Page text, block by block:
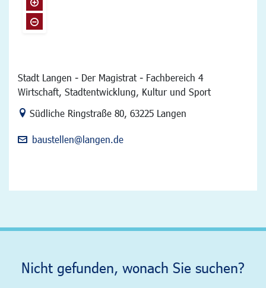
Stadt Langen - Der Magistrat - Fachbereich 4
Wirtschaft, Stadtentwicklung, Kultur und Sport
Link zur Google-Maps Navigation
Südliche Ringstraße 80, 63225 Langen
baustellen@langen.de
Nicht gefunden, wonach Sie suchen?